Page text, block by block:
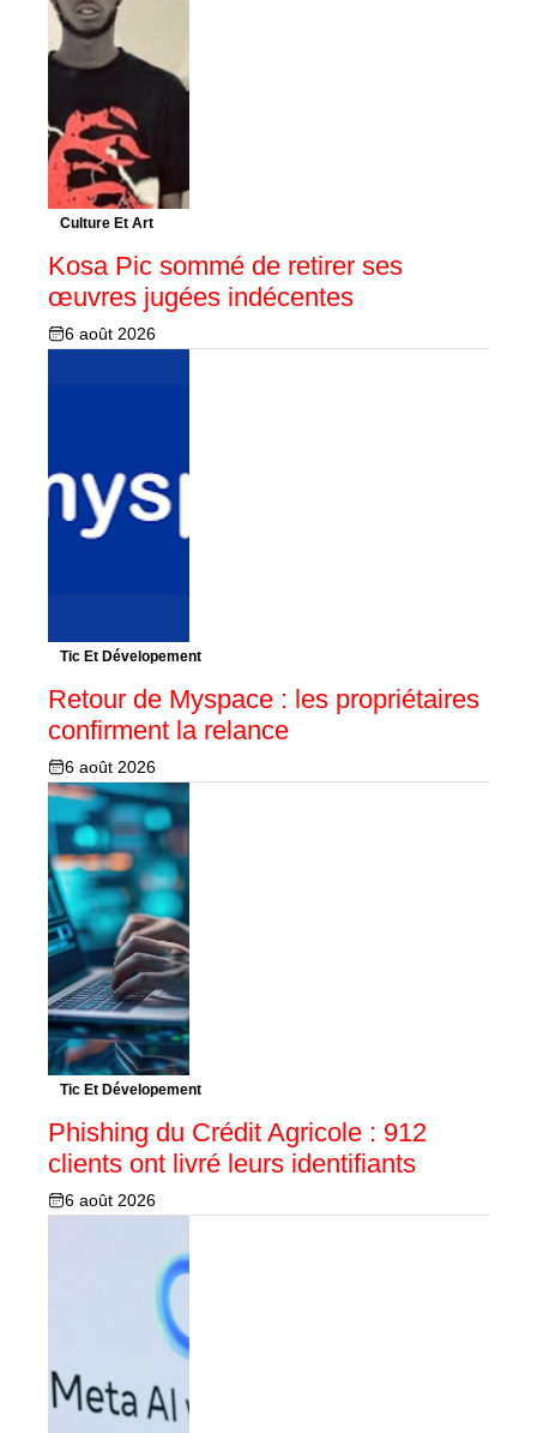
Culture Et Art
Kosa Pic sommé de retirer ses
œuvres jugées indécentes
6 août 2026
Tic Et Dévelopement
Retour de Myspace : les propriétaires
confirment la relance
6 août 2026
Tic Et Dévelopement
Phishing du Crédit Agricole : 912
clients ont livré leurs identifiants
6 août 2026